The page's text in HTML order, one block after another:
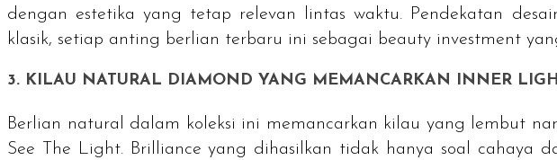
dengan estetika yang tetap relevan lintas waktu. Pendekatan
klasik, setiap anting berlian terbaru ini sebagai beauty investment
3. KILAU NATURAL DIAMOND YANG MEMANCARKAN INNER
Berlian natural dalam koleksi ini memancarkan kilau yang lembut
See The Light. Brillianceyang dihasilkan tidak hanya soal cahaya